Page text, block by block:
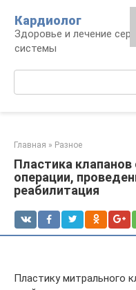
контенту
Кардиолог
Здоровье и лечение
системы
Главная » Разное
Пластика клапанов
операции,
реабилитация
Пластику митрального